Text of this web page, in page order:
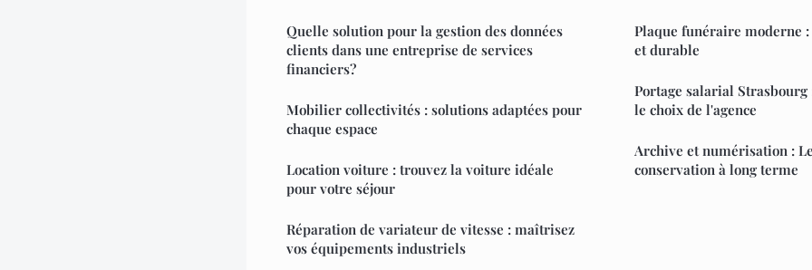
Quelle solution pour la gestion des données
clients dans une entreprise de services
financiers?
Mobilier collectivités : solutions adaptées pour
chaque espace
Location voiture : trouvez la voiture idéale
pour votre séjour
Réparation de variateur de vitesse : maîtrisez
vos équipements industriels
Plaque funéraire moderne
et durable
Portage salarial Strasbourg
le choix de l'agence
Archive et numérisation :
conservation à long terme